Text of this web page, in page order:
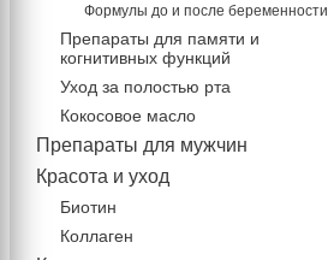
Формулы до и после беременности
Препараты для памяти и
когнитивных функций
Уход за полостью рта
Кокосовое масло
Препараты для мужчин
Красота и уход
Биотин
Коллаген